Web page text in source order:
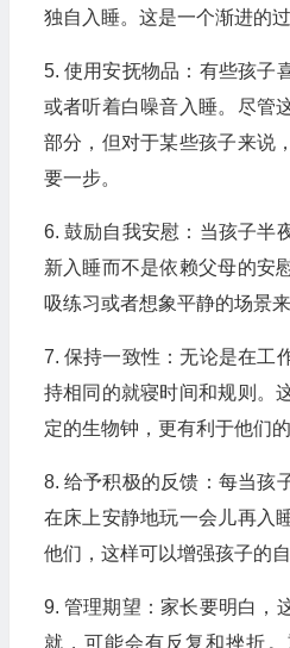
独自入睡。这是一个渐进的
5. 使用安抚物品：有些孩子
或者听着白噪音入睡。尽管
部分，但对于某些孩子来说
要一步。
6. 鼓励自我安慰：当孩子半
新入睡而不是依赖父母的安
吸练习或者想象平静的场景
7. 保持一致性：无论是在工
持相同的就寝时间和规则。
定的生物钟，更有利于他们的
8. 给予积极的反馈：每当孩
在床上安静地玩一会儿再入
他们，这样可以增强孩子的
9. 管理期望：家长要明白，
就，可能会有反复和挫折